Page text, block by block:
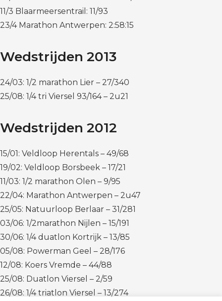
11/3 Blaarmeersentrail: 11/93
23/4 Marathon Antwerpen: 2:58:15
Wedstrijden 2013
24/03: 1/2 marathon Lier – 27/340
25/08: 1/4 tri Viersel 93/164 – 2u21
Wedstrijden 2012
15/01: Veldloop Herentals – 49/68
19/02: Veldloop Borsbeek – 17/21
11/03: 1/2 marathon Olen – 9/95
22/04: Marathon Antwerpen – 2u47
25/05: Natuurloop Berlaar – 31/281
03/06: 1/2marathon Nijlen – 15/191
30/06: 1/4 duatlon Kortrijk – 13/85
05/08: Powerman Geel – 28/176
12/08: Koers Vremde – 44/88
25/08: Duatlon Viersel – 2/59
26/08: 1/4 triatlon Viersel – 13/274